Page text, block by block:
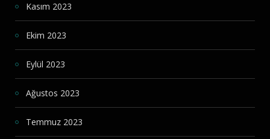
Kasım 2023
Ekim 2023
Eylül 2023
Ağustos 2023
Temmuz 2023